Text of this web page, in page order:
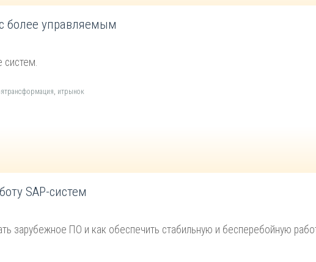
более управляемым
систем.
, итрынок
SAP-систем
зарубежное ПО и как обеспечить стабильную и бесперебойную